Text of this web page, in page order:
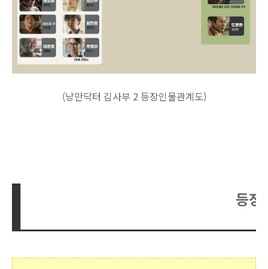
(낭만닥터 김사부 2 등장인물관계도)
등장